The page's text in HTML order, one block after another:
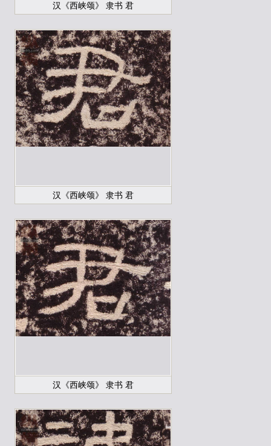
汉《西峡颂》 隶书 君
汉《西峡颂》 隶书 君
汉《西峡颂》 隶书 君